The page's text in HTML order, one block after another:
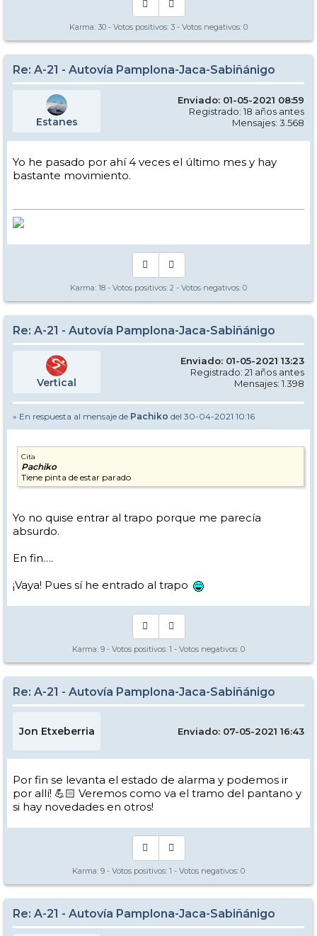
Karma: 30 - Votos positivos: 3 - Votos negativos: 0
Re: A-21 - Autovía Pamplona-Jaca-Sabiñánigo
Estanes
Enviado: 01-05-2021 08:59
Registrado: 18 años antes
Mensajes: 3.568
Yo he pasado por ahí 4 veces el último mes y hay
bastante movimiento.
Karma: 18 - Votos positivos: 2 - Votos negativos: 0
Re: A-21 - Autovía Pamplona-Jaca-Sabiñánigo
Vertical
Enviado: 01-05-2021 13:23
Registrado: 21 años antes
Mensajes: 1.398
» En respuesta al mensaje de Pachiko del 30-04-2021 10:16
Cita
Pachiko
Tiene pinta de estar parado
Yo no quise entrar al trapo porque me parecía
absurdo.
En fin….
¡Vaya! Pues sí he entrado al trapo
Karma: 9 - Votos positivos: 1 - Votos negativos: 0
Re: A-21 - Autovía Pamplona-Jaca-Sabiñánigo
Jon Etxeberria Enviado: 07-05-2021 16:43
Por fin se levanta el estado de alarma y podemos ir
por allí! 💪🏻 Veremos como va el tramo del pantano y
si hay novedades en otros!
Karma: 9 - Votos positivos: 1 - Votos negativos: 0
Re: A-21 - Autovía Pamplona-Jaca-Sabiñánigo